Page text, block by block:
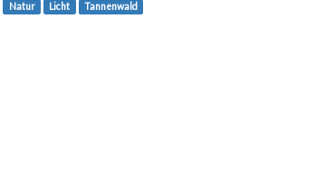
Natur Licht Tannenwald